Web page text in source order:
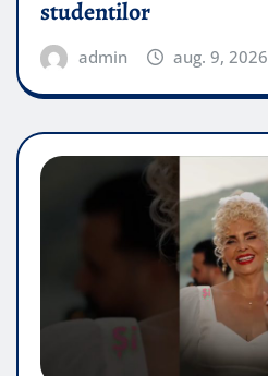
studentilor
admin aug. 9, 2026